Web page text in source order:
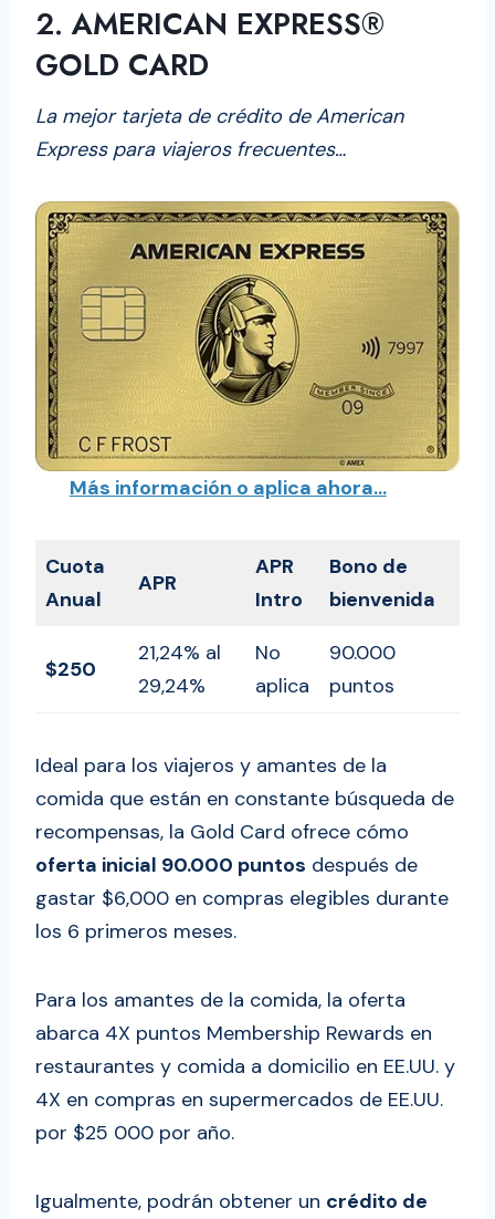
2. AMERICAN EXPRESS®
GOLD CARD
La mejor tarjeta de crédito de American
Express para viajeros frecuentes…
Más información o aplica ahora…
Cuota
Anual
APR
APR
Intro
Bono de
bienvenida
$250
21,24% al
29,24%
No
aplica
90.000
puntos
Ideal para los viajeros y amantes de la
comida que están en constante búsqueda de
recompensas, la Gold Card ofrece cómo
oferta inicial 90.000 puntos después de
gastar $6,000 en compras elegibles durante
los 6 primeros meses.
Para los amantes de la comida, la oferta
abarca 4X puntos Membership Rewards en
restaurantes y comida a domicilio en EE.UU. y
4X en compras en supermercados de EE.UU.
por $25 000 por año.
Igualmente, podrán obtener un crédito de